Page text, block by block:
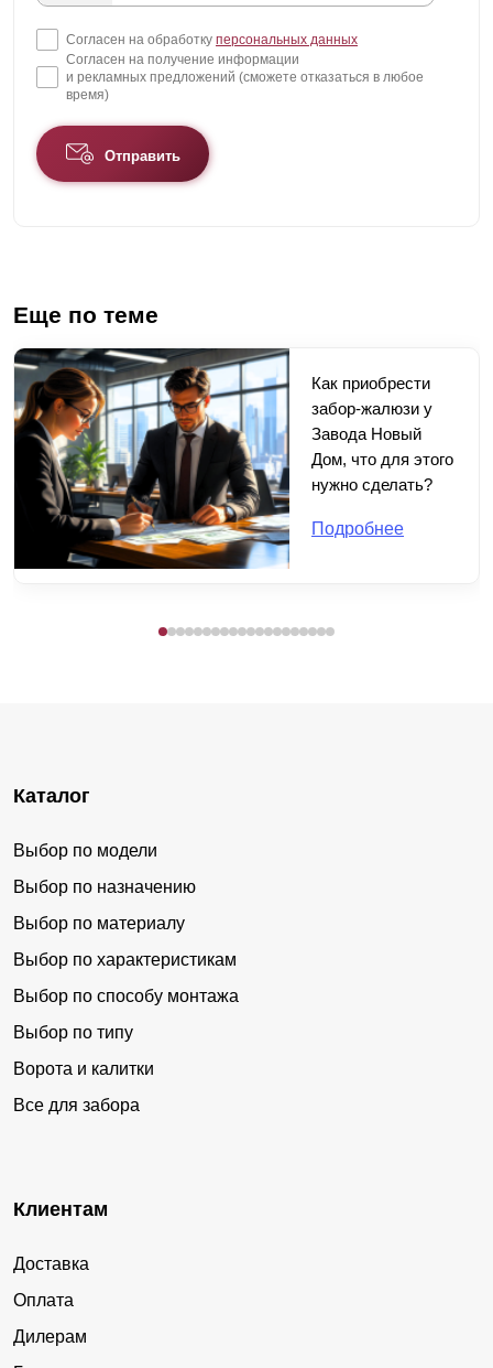
Согласен на обработку персональных данных
Согласен на получение информации
и рекламных предложений (сможете отказаться в любое
время)
Отправить
Еще по теме
Как приобрести
забор-жалюзи у
Завода Новый
Дом, что для этого
нужно сделать?
Подробнее
Каталог
Выбор по модели
Выбор по назначению
Выбор по материалу
Выбор по характеристикам
Выбор по способу монтажа
Выбор по типу
Ворота и калитки
Все для забора
Клиентам
Доставка
Оплата
Дилерам